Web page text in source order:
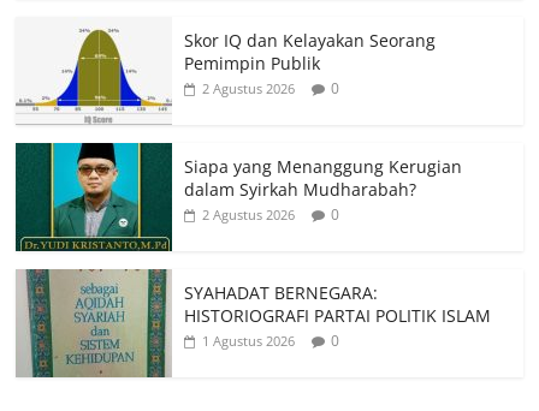
Skor IQ dan Kelayakan Seorang
Pemimpin Publik
2 Agustus 2026 0
Siapa yang Menanggung Kerugian
dalam Syirkah Mudharabah?
2 Agustus 2026 0
SYAHADAT BERNEGARA:
HISTORIOGRAFI PARTAI POLITIK ISLAM
1 Agustus 2026 0